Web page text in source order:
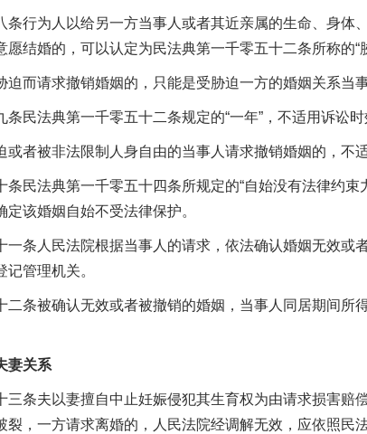
为人以给另一方当事人或者其近亲属的生命、身体
愿结婚的，可以认定为民法典第一千零五十二条所称的“
请求撤销婚姻的，只能是受胁迫一方的婚姻关系当事
法典第一千零五十二条规定的“一年”，不适用诉讼时
被非法限制人身自由的当事人请求撤销婚姻的，不适
法典第一千零五十四条所规定的“自始没有法律约束
定该婚姻自始不受法律保护。
人民法院根据当事人的请求，依法确认婚姻无效或
记管理机关。
被确认无效或者被撤销的婚姻，当事人同居期间所
关系
夫以妻擅自中止妊娠侵犯其生育权为由请求损害赔
裂，一方请求离婚的，人民法院经调解无效，应依照民